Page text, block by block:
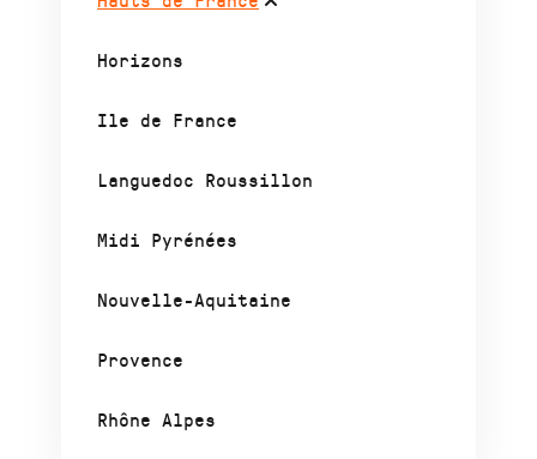
Horizons
Ile de France
Languedoc Roussillon
Midi Pyrénées
Nouvelle-Aquitaine
Provence
Rhône Alpes